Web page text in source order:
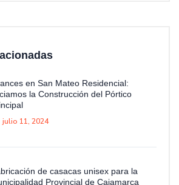
en San Mateo Residencial:
la Construcción del Pórtico
julio 11, 2024
de casacas unisex para la
Provincial de Cajamarca